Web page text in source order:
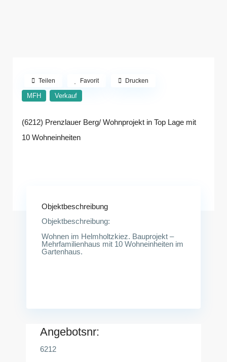
MFH Verkauf
(6212) Prenzlauer Berg/ Wohnprojekt in Top Lage mit
10 Wohneinheiten
Teilen Favorit Drucken
Objektbeschreibung
Objektbeschreibung:
Wohnen im Helmholtzkiez. Bauprojekt –
Mehrfamilienhaus mit 10 Wohneinheiten im
Gartenhaus.
Angebotsnr:
6212